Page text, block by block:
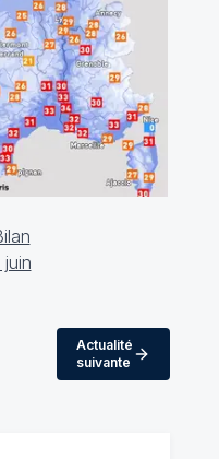
Actualité
suivante